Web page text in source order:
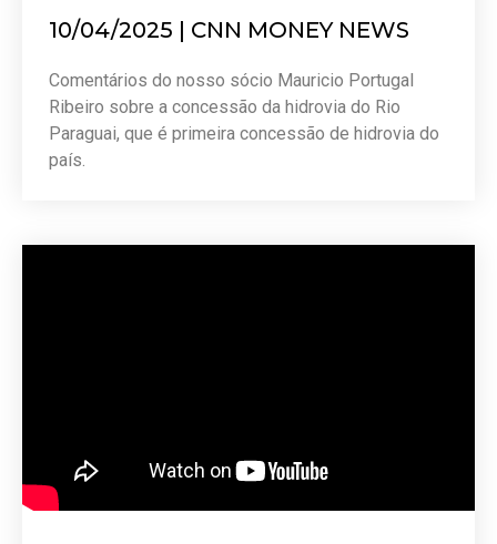
10/04/2025 | CNN MONEY NEWS
Comentários do nosso sócio Mauricio Portugal
Ribeiro sobre a concessão da hidrovia do Rio
Paraguai, que é primeira concessão de hidrovia do
país.